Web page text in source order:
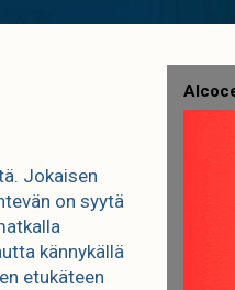
Jokaisen
on syytä
kännykällä
etukäteen